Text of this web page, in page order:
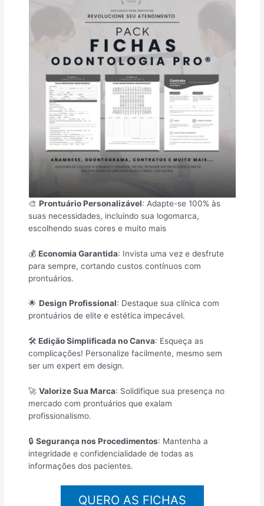
🎨Prontuário Personalizável: Adapte-se 100% às
suas necessidades, incluindo sua logomarca,
escolhendo suas cores e muito mais
💰Economia Garantida: Invista uma vez e desfrute
para sempre, cortando custos contínuos com
prontuários.
🌟Design Profissional: Destaque sua clínica com
prontuários de elite e estética impecável.
🛠️Edição Simplificada no Canva: Esqueça as
complicações! Personalize facilmente, mesmo sem
ser um expert em design.
🚀Valorize Sua Marca: Solidifique sua presença no
mercado com prontuários que exalam
profissionalismo.
🔒Segurança nos Procedimentos: Mantenha a
integridade e confidencialidade de todas as
informações dos pacientes.
QUERO AS FICHAS